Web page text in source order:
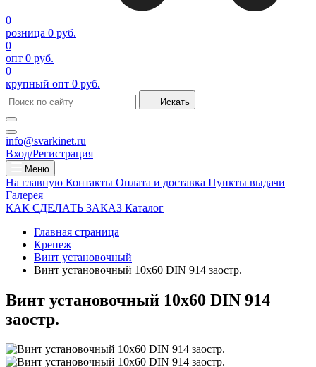
0
розница 0 руб.
0
опт 0 руб.
0
крупный опт 0 руб.
Искать
info@svarkinet.ru
Вход/Регистрация
Меню
На главную Контакты Оплата и доставка Пункты выдачи
Галерея
КАК СДЕЛАТЬ ЗАКАЗ Каталог
Главная страница
Крепеж
Винт установочный
Винт установочный 10х60 DIN 914 заостр.
Винт установочный 10х60 DIN 914
заостр.